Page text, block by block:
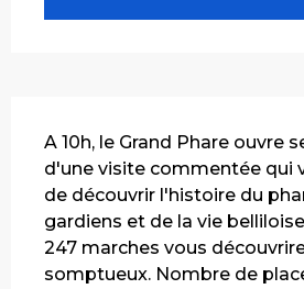
A 10h, le Grand Phare ouvre
d'une visite commentée qui
de découvrir l'histoire du
gardiens et de la vie
247 marches vous
somptueux. Nombre de